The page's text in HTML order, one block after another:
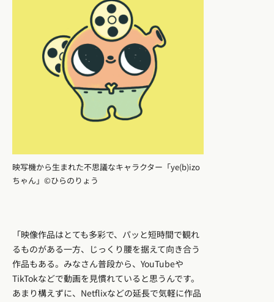
映写機から生まれた不思議なキャラクター「ye(b)izo
ちゃん」©ひらのりょう
「映像作品はとても多彩で、パッと短時間で観れ
るものがある一方、じっくり腰を据えて向き合う
作品もある。みなさん普段から、YouTubeや
TikTokなどで動画を見慣れていると思うんです。
あまり構えずに、Netflixなどの延長で気軽に作品